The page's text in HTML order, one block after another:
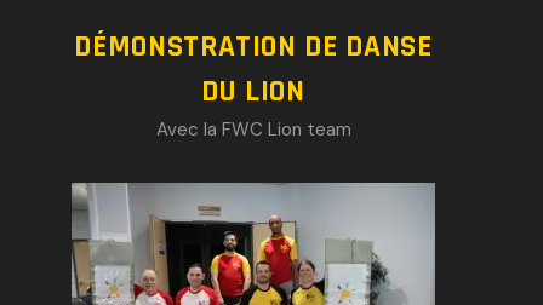
DÉMONSTRATION DE DANSE
DU LION
Avec la FWC Lion team